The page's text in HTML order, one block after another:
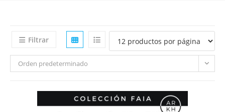
Filtrar
Orden predeterminado